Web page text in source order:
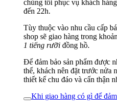
chúng tôi phục vụ khách
đến 22h.
Tùy thuộc vào nhu cầu cấp
shop sẽ giao hàng trong
1 tiếng rưỡi đồng hồ.
Để đảm bảo sản phẩm được
thể, khách nên đặt trước nửa
thiết kế chu đáo và cẩn thận
Khi giao hàng có gì để